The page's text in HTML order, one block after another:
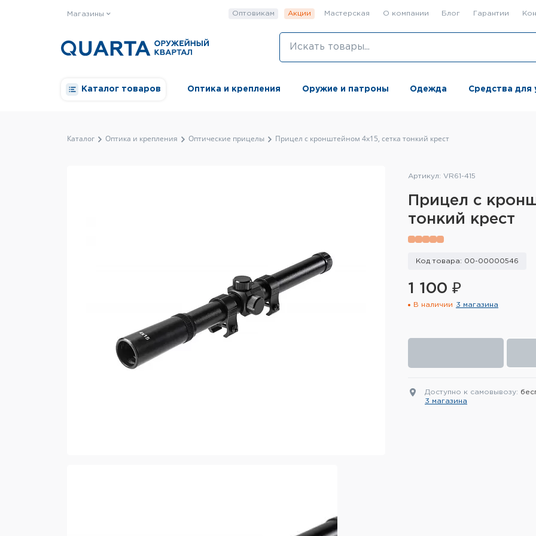
Магазины Оптовикам Акции Мастерская О компании Блог Гарантии
Каталог товаров Оптика и крепления Оружие и патроны Одежда Средства для
Каталог Оптика и крепления Оптические прицелы Прицел с кронштейном 4x15, сетка тонкий крест
Артикул: VR61-415
Прицел с
тонкий крест
Код товара: 00-00000546
1 100 ₽
В наличии 3 магазина
Доступно к самовывозу:
3 магазина